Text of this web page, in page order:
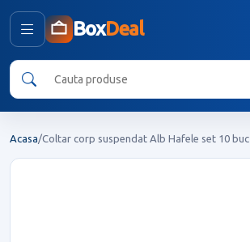
BoxDeal
Acasa/Coltar corp suspendat Alb Hafele set 10 buc